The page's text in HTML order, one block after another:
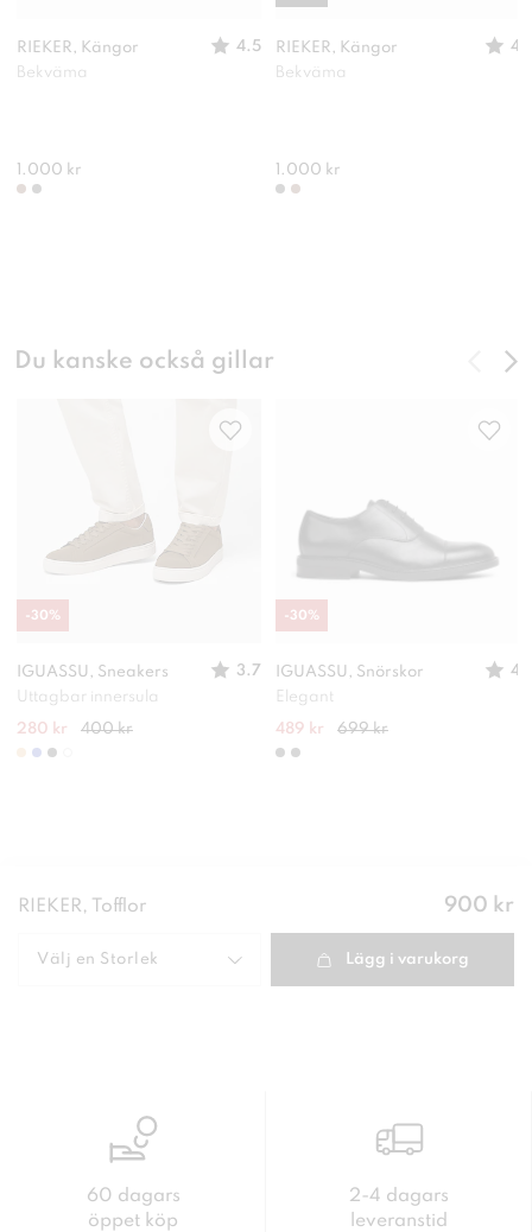
RIEKER, Kängor
4.5
Bekväma
1.000 kr
RIEKER, Kängor
4
Bekväma
1.000 kr
Du kanske också gillar
IGUASSU, Sneakers
3.7
Uttagbar innersula
280 kr 400 kr
-30%
IGUASSU, Snörskor
4
Elegant
489 kr 699 kr
-30%
RIEKER, Tofflor Pris:
900 kr
Välj en Storlek Lägg i varukorg
60 dagars
öppet köp
2-4 dagars
leveranstid